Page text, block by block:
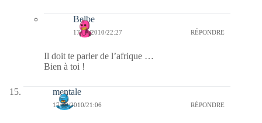
Belbe
17/02/2010/22:27 RÉPONDRE
Il doit te parler de l’afrique …
Bien à toi !
mentale
17/02/2010/21:06 RÉPONDRE